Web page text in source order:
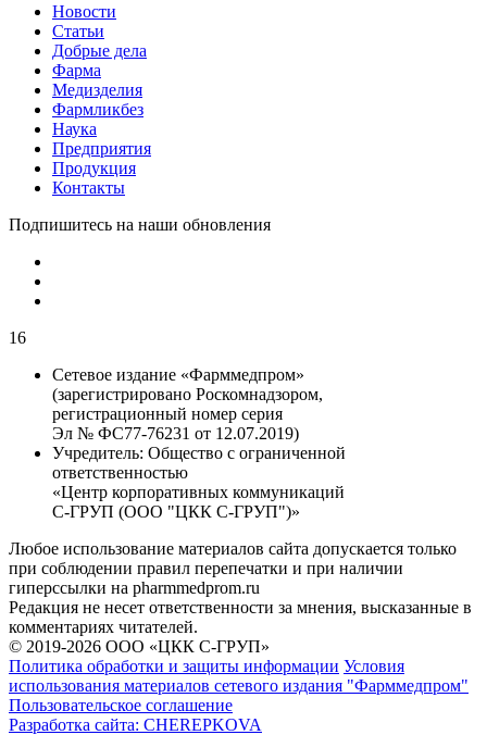
Новости
Статьи
Добрые дела
Фарма
Медизделия
Фармликбез
Наука
Предприятия
Продукция
Контакты
Подпишитесь на наши обновления
16
Сетевое издание «Фарммедпром»
(зарегистрировано Роскомнадзором,
регистрационный номер серия
Эл № ФС77-76231 от 12.07.2019)
Учредитель: Общество с ограниченной
ответственностью
«Центр корпоративных коммуникаций
С-ГРУП (ООО "ЦКК С-ГРУП")»
Любое использование материалов сайта допускается только
при соблюдении правил перепечатки и при наличии
гиперссылки на pharmmedprom.ru
Редакция не несет ответственности за мнения, высказанные в
комментариях читателей.
© 2019-2026 ООО «ЦКК С-ГРУП»
Политика обработки и защиты информации Условия
использования материалов сетевого издания "Фарммедпром"
Пользовательское соглашение
Разработка сайта: CHEREPKOVA